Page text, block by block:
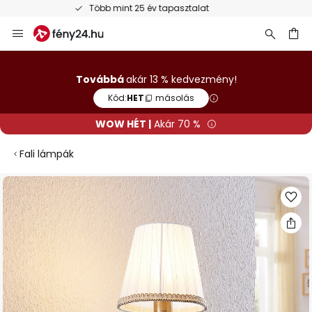
Ingyenes visszaküldés 50 napon belül
Ugrás
a
Továbbáakár 13 % kedvezmény!
Kód:HET másolás
WOW HÉT | Akár 70 %
Fali lámpák
Ugrás
a
képgaléria
végére